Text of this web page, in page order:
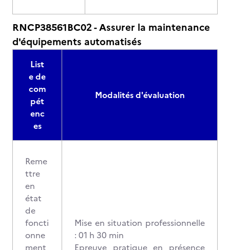
RNCP38561BC02 - Assurer la maintenance
d'équipements automatisés
List
e de
com
pét
enc
es
Modalités d'évaluation
Reme
ttre
en
état
de
foncti
onne
ment
Mise en situation professionnelle
: 01 h 30 min
Epreuve pratique en présence